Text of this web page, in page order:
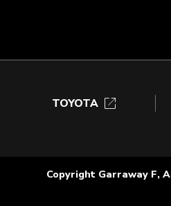
TOYOTA open_in_new
Copyright Garraway F,